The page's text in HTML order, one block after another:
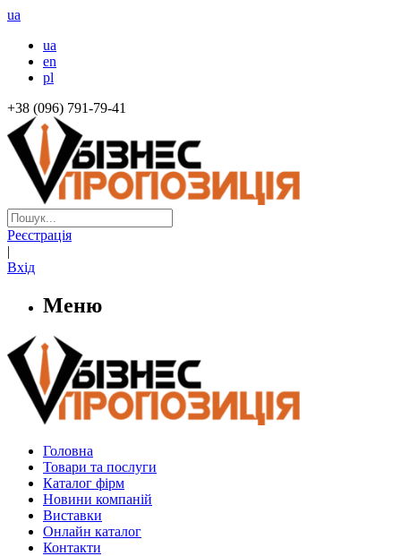
ua
ua
en
pl
+38 (096) 791-79-41
Реєстрація
|
Вхід
Меню
Головна
Товари та послуги
Каталог фірм
Новини компаній
Виставки
Онлайн каталог
Контакти